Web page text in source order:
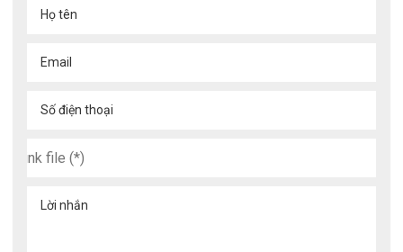
Họ tên
Email
Số điện thoại
Lời nhắn